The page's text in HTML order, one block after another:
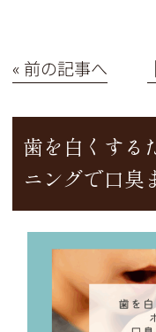
« 前の記事へ
歯を白くする
ニングで口臭